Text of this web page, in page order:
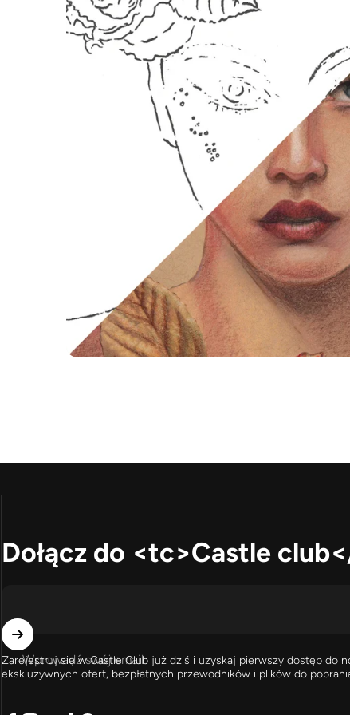
Dołącz do <tc>Castle
Wprowadź swój email
Zarejestruj się w Castle Club już dziś i uzyskaj pierwszy dostęp do
ekskluzywnych ofert, bezpłatnych przewodników i plików do